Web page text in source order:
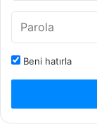
Beni hatırla